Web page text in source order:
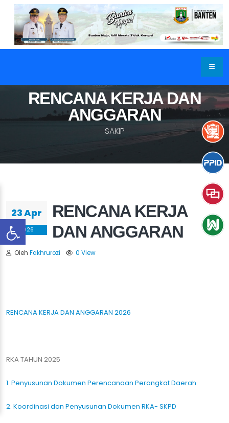
RENCANA KERJA DAN
ANGGARAN
SAKIP
BERANDA RKA
23 Apr
2026
RENCANA KERJA
DAN ANGGARAN
Oleh Fakhrurozi 0 View
RENCANA KERJA DAN ANGGARAN 2026
RKA TAHUN 2025
1. Penyusunan Dokumen Perencanaan Perangkat Daerah
2. Koordinasi dan Penyusunan Dokumen RKA- SKPD